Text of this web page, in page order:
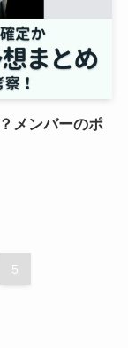
メンバーのポ
5